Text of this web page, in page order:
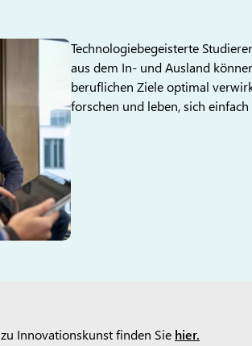
Technologiebegeisterte
aus dem In- und Ausland
beruflichen Ziele optimal
forschen und leben, sich
Innovationskunst finden Sie hier.